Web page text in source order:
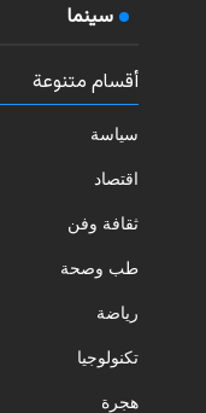
سينما
أقسام متنوعة
سياسة
اقتصاد
ثقافة وفن
طب وصحة
رياضة
تكنولوجيا
هجرة